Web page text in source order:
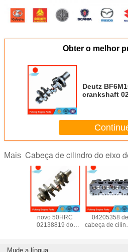
Obter o melhor
Deutz
crankshaft
Mais Cabeça de cilindro do eixo
eixo de manivela
novo 50HRC
02138819 do
de Deutz F3L1011
Conjunto
04205358 de
cabeça de
Mude a língua